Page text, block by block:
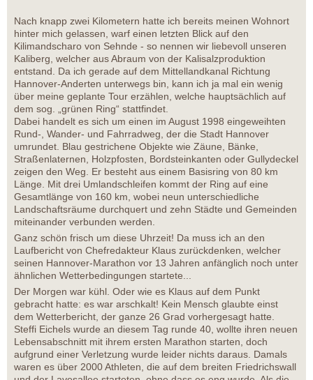
Nach knapp zwei Kilometern hatte ich bereits meinen Wohnort
hinter mich gelassen, warf einen letzten Blick auf den
Kilimandscharo von Sehnde - so nennen wir liebevoll unseren
Kaliberg, welcher aus Abraum von der Kalisalzproduktion
entstand. Da ich gerade auf dem Mittellandkanal Richtung
Hannover-Anderten unterwegs bin, kann ich ja mal ein wenig
über meine geplante Tour erzählen, welche hauptsächlich auf
dem sog. „grünen Ring“ stattfindet.
Dabei handelt es sich um einen im August 1998 eingeweihten
Rund-, Wander- und Fahrradweg, der die Stadt Hannover
umrundet. Blau gestrichene Objekte wie Zäune, Bänke,
Straßenlaternen, Holzpfosten, Bordsteinkanten oder Gullydeckel
zeigen den Weg. Er besteht aus einem Basisring von 80 km
Länge. Mit drei Umlandschleifen kommt der Ring auf eine
Gesamtlänge von 160 km, wobei neun unterschiedliche
Landschaftsräume durchquert und zehn Städte und Gemeinden
miteinander verbunden werden.
Ganz schön frisch um diese Uhrzeit! Da muss ich an den
Laufbericht von Chefredakteur Klaus zurückdenken, welcher
seinen Hannover-Marathon vor 13 Jahren anfänglich noch unter
ähnlichen Wetterbedingungen startete...
Der Morgen war kühl. Oder wie es Klaus auf dem Punkt
gebracht hatte: es war arschkalt! Kein Mensch glaubte einst
dem Wetterbericht, der ganze 26 Grad vorhergesagt hatte.
Steffi Eichels wurde an diesem Tag runde 40, wollte ihren neuen
Lebensabschnitt mit ihrem ersten Marathon starten, doch
aufgrund einer Verletzung wurde leider nichts daraus. Damals
waren es über 2000 Athleten, die auf dem breiten Friedrichswall